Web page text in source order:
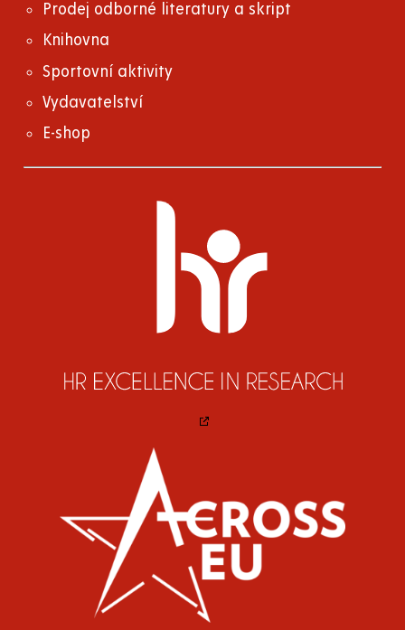
Prodej odborné literatury a skript
Knihovna
Sportovní aktivity
Vydavatelství
E-shop